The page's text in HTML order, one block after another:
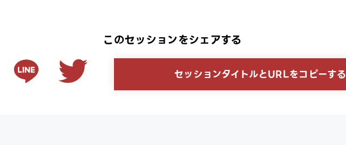
このセッションをシェアする
セッションタイトルとURLをコピーする